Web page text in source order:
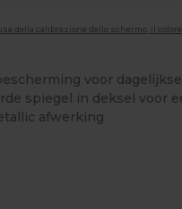
della calibrazione dello schermo, il
voor
spiegel in deksel voor
afwerking